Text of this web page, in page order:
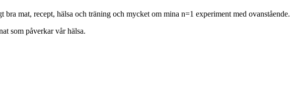
mat, recept, hälsa och träning och mycket om mina n=1 experiment med ovanstående.
som påverkar vår hälsa.